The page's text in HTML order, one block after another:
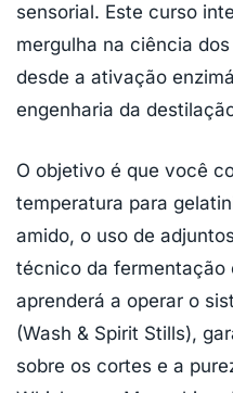
sensorial. Este curso
mergulha na ciência
desde a ativação
engenharia da
O objetivo é que você
temperatura para
amido, o uso de
técnico da fermentação
aprenderá a operar o
(Wash & Spirit Stills),
sobre os cortes e a